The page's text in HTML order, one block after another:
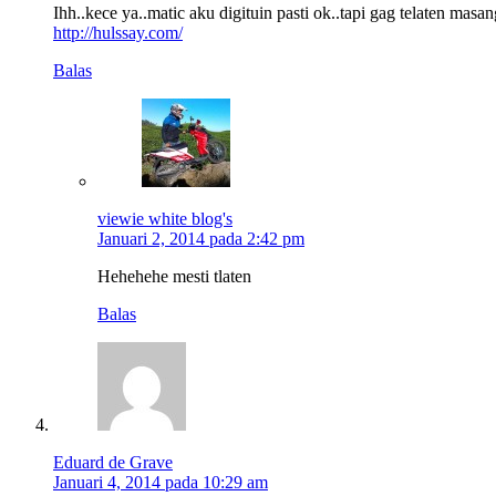
Ihh..kece ya..matic aku digituin pasti ok..tapi gag telaten
http://hulssay.com/
Balas
viewie white blog's
Januari 2, 2014 pada 2:42 pm
Hehehehe mesti tlaten
Balas
Eduard de Grave
Januari 4, 2014 pada 10:29 am